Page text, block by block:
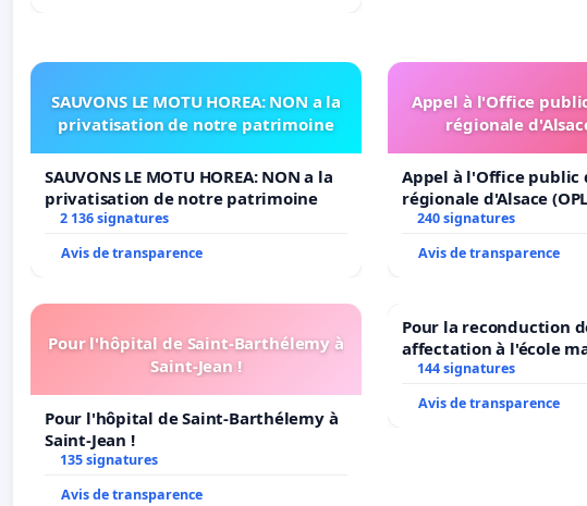
SAUVONS LE MOTU HOREA: NON a la
privatisation de notre patrimoine
SAUVONS LE MOTU HOREA: NON a la
privatisation de notre patrimoine
2 136 signatures
Avis de transparence
Appel à l'Office
régionale
Appel à l'Office public
régionale d'Alsace
240 signatures
Avis de transparence
Pour l'hôpital de Saint-Barthélemy à
Saint-Jean !
Pour l'hôpital de Saint-Barthélemy à
Saint-Jean !
135 signatures
Avis de transparence
Pour la reconduction
affectation à l'école
LAMARTINE auprès de
2026/2027
144 signatures
Avis de transparence